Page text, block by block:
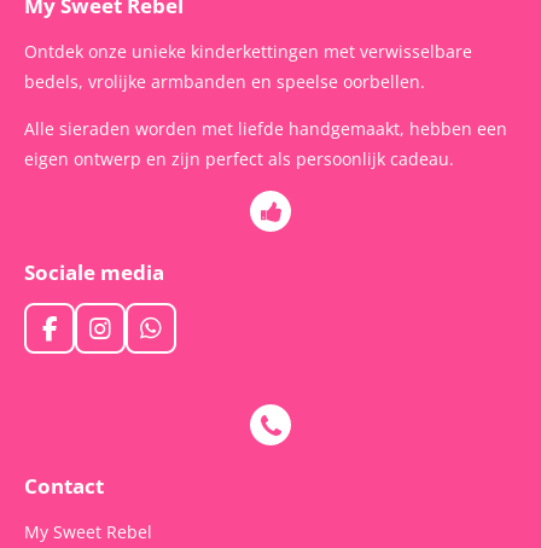
Ontdek onze unieke kinderkettingen met verwisselbare
bedels, vrolijke armbanden en speelse oorbellen.
Alle sieraden worden met liefde handgemaakt, hebben een
eigen ontwerp en zijn perfect als persoonlijk cadeau.
Sociale media
F
a
k
I
n
r
a
m
W
h
Contact
My Sweet Rebel